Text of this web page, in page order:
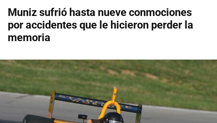
Muniz sufrió hasta nueve conmociones
por accidentes que le hicieron perder la
memoria